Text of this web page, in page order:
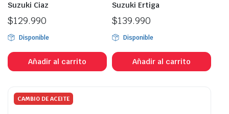
Suzuki Ciaz
$129.990
Disponible
Añadir al carrito
Suzuki Ertiga
$139.990
Disponible
Añadir al carrito
CAMBIO DE ACEITE